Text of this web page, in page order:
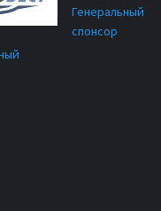
Генеральный
спонсор